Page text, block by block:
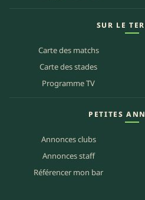
SUR LE
Carte des matchs
Carte des stades
Programme TV
PETITES
Annonces clubs
Annonces staff
Référencer mon bar